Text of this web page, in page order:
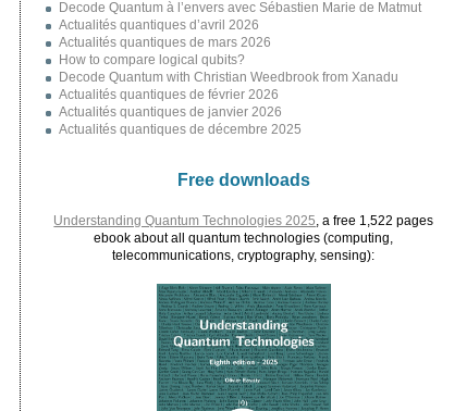
Decode Quantum à l’envers avec Sébastien Marie de Matmut
Actualités quantiques d’avril 2026
Actualités quantiques de mars 2026
How to compare logical qubits?
Decode Quantum with Christian Weedbrook from Xanadu
Actualités quantiques de février 2026
Actualités quantiques de janvier 2026
Actualités quantiques de décembre 2025
Free downloads
Understanding Quantum Technologies 2025 , a free 1,522 pages
ebook about all quantum technologies (computing,
telecommunications, cryptography, sensing):